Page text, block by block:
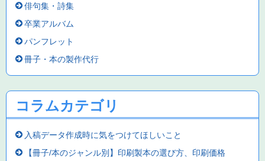
俳句集・詩集
卒業アルバム
パンフレット
冊子・本の製作代行
コラムカテゴリ
入稿データ作成時に気をつけてほしいこと
【冊子/本のジャンル別】印刷製本の選び方、印刷価格